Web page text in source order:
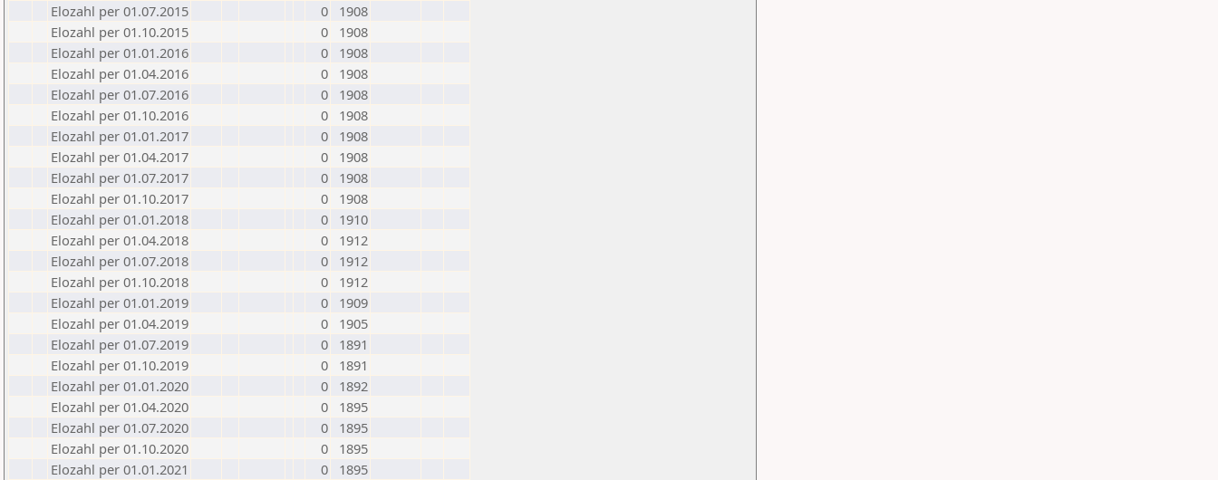
Elozahl per 01.07.2015
0
1908
Elozahl per 01.10.2015
0
1908
Elozahl per 01.01.2016
0
1908
Elozahl per 01.04.2016
0
1908
Elozahl per 01.07.2016
0
1908
Elozahl per 01.10.2016
0
1908
Elozahl per 01.01.2017
0
1908
Elozahl per 01.04.2017
0
1908
Elozahl per 01.07.2017
0
1908
Elozahl per 01.10.2017
0
1908
Elozahl per 01.01.2018
0
1910
Elozahl per 01.04.2018
0
1912
Elozahl per 01.07.2018
0
1912
Elozahl per 01.10.2018
0
1912
Elozahl per 01.01.2019
0
1909
Elozahl per 01.04.2019
0
1905
Elozahl per 01.07.2019
0
1891
Elozahl per 01.10.2019
0
1891
Elozahl per 01.01.2020
0
1892
Elozahl per 01.04.2020
0
1895
Elozahl per 01.07.2020
0
1895
Elozahl per 01.10.2020
0
1895
Elozahl per 01.01.2021
0
1895